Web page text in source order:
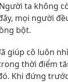
ta không
mọi người
bột.
giúp cô luôn
thời điểm
Khi đứng